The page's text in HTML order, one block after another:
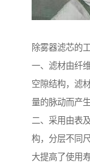
除雾器滤芯的
一、滤材由纤
空隙结构，滤
量的脉动而产
二、采用由表
构，分层不同
大提高了使用寿